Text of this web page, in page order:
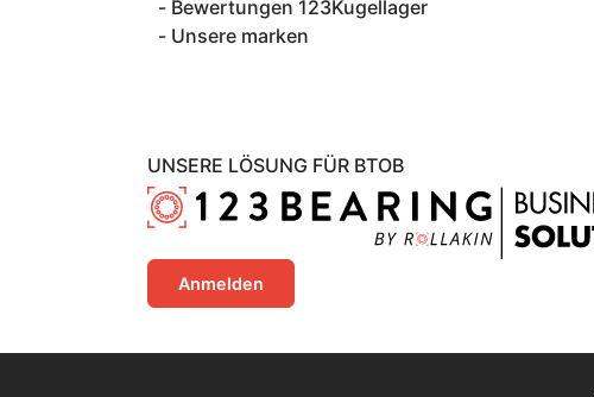
UNSERE LÖSUNG FÜR BTOB
Anmelden
Bewertungen 123Kugellager
Unsere marken